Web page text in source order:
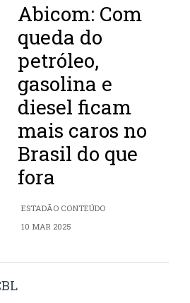
Abicom: Com
queda do
petróleo,
gasolina e
diesel ficam
mais caros no
Brasil do que
fora
ESTADÃO CONTEÚDO
10 MAR 2025